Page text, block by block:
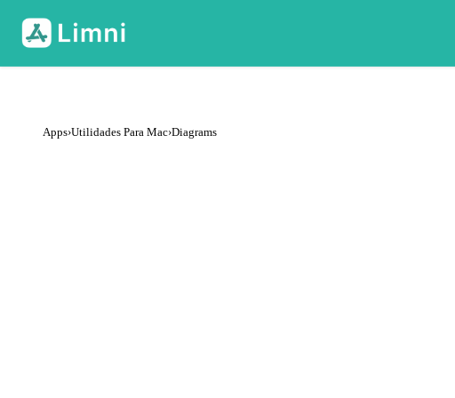
Apps›Utilidades Para Mac›Diagrams